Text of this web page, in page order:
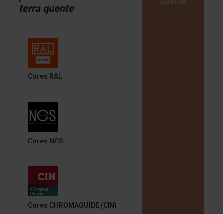
terra quente
Cores RAL
Cores NCS
Cores CHROMAGUIDE (CIN)